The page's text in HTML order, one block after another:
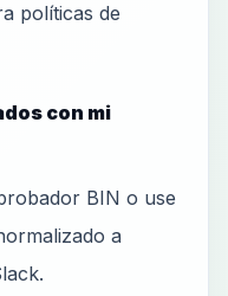
políticas de
con mi
BIN o use
a